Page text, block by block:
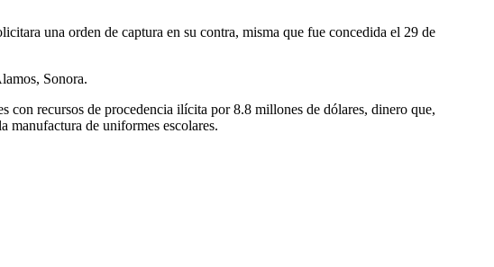
una orden de captura en su contra, misma que fue concedida el 29 de
Sonora.
con recursos de procedencia ilícita por 8.8 millones de dólares, dinero que,
manufactura de uniformes escolares.